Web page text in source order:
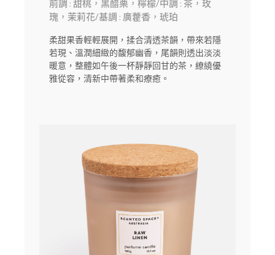
前調 : 甜桃，黑醋栗，檸檬/中調 : 茶，玫
瑰，茉莉花/基調 : 廣藿香，琥珀
柔甜果香輕輕展開，揉合清透茶韻，帶來若隱
若現、溫潤細緻的馥郁幽香，尾韻則透出淡淡
暖意，整體如午後一杯靜靜回甘的茶，繚繞優
雅從容，清新中帶著柔和療癒。